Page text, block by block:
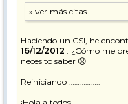
Haciendo un CSI, he
16/12/2012 . ¿Cómo me
necesito saber 😞
Reiniciando ……………..